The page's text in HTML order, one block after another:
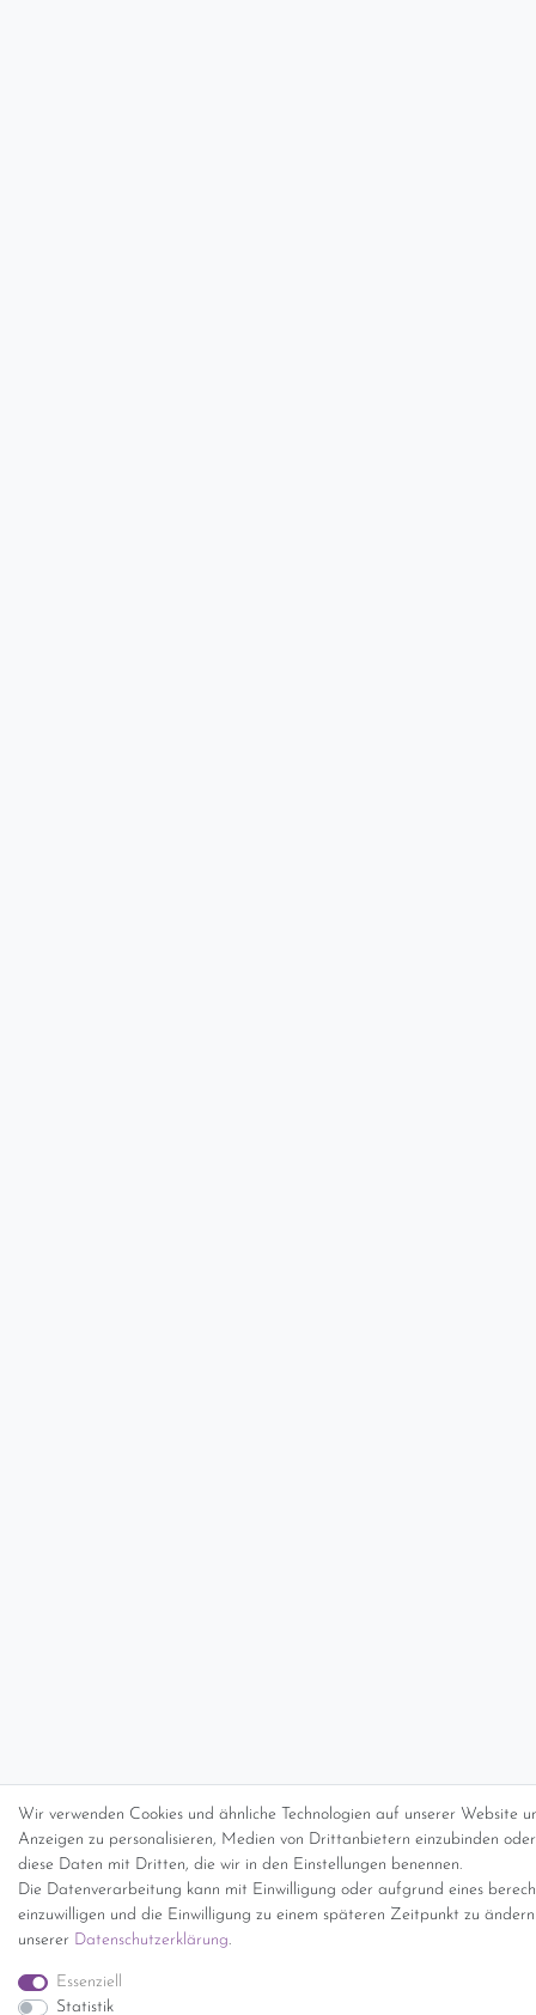
Wir verwenden Cookies und ähnliche Technologien auf unserer Website
Anzeigen zu personalisieren, Medien von Drittanbietern einzubinden
diese Daten mit Dritten, die wir in den Einstellungen benennen.
Die Datenverarbeitung kann mit Einwilligung oder aufgrund eines
einzuwilligen und die Einwilligung zu einem späteren Zeitpunkt zu
unserer Daten­schutz­erklärung.
Essenziell
Statistik